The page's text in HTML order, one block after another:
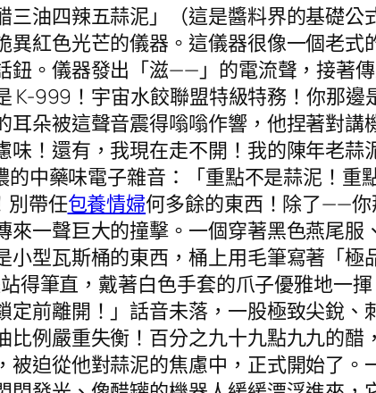
油四辣五蒜泥」（這是醬料界的基礎公
紅色光芒的儀器。這儀器很像一個老式
鈕。儀器發出「滋——」的電流聲，接著
K-999！宇宙水餃聯盟特級特務！你那邊
朵被這聲音震得嗡嗡作響，他捏著對講
！還有，我現在走不開！我的陳年老蒜
中藥味電子雜音：「重點不是蒜泥！重
別帶任包養情婦何多餘的東西！除了——你
一聲巨大的撞擊。一個穿著黑色燕尾服
小型瓦斯桶的東西，桶上用毛筆寫著「極
筆直，戴著白色手套的爪子優雅地一
前離開！」話音未落，一股極致尖銳、
例嚴重失衡！百分之九十九點九九的醋
迫從他對蒜泥的焦慮中，正式開始了。